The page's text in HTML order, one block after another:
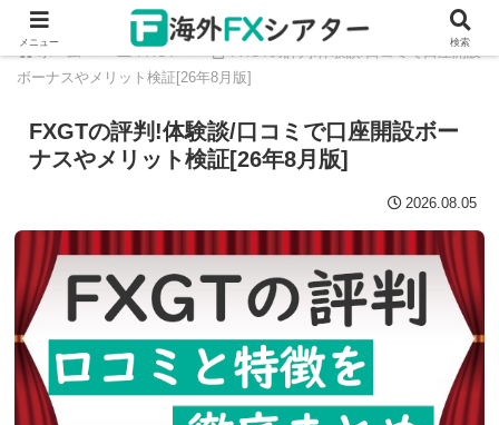
ホーム FXGT
FXGTの評判!体験談/口コミで口座開設
ボーナスやメリット検証[26年8月版]
FXGTの評判!体験談/口コミで口座開設ボー
ナスやメリット検証[26年8月版]
2026.08.05
メニュー 検索